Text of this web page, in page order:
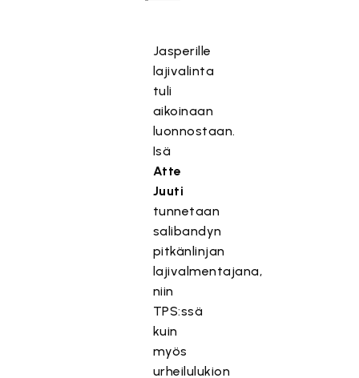
Jasperille
lajivalinta
tuli
aikoinaan
luonnostaan.
Isä
Atte
Juuti
tunnetaan
salibandyn
pitkänlinjan
lajivalmentajana,
niin
TPS:ssä
kuin
myös
urheilulukion